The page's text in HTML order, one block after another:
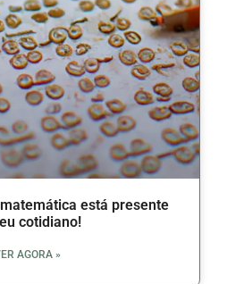
está presente
cotidiano!
AGORA »